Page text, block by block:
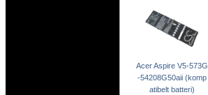
Acer Aspire V5-573G
-54208G50aii (komp
atibelt batteri)